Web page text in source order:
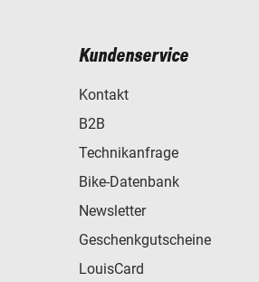
Kundenservice
Kontakt
B2B
Technikanfrage
Bike-Datenbank
Newsletter
Geschenkgutscheine
LouisCard